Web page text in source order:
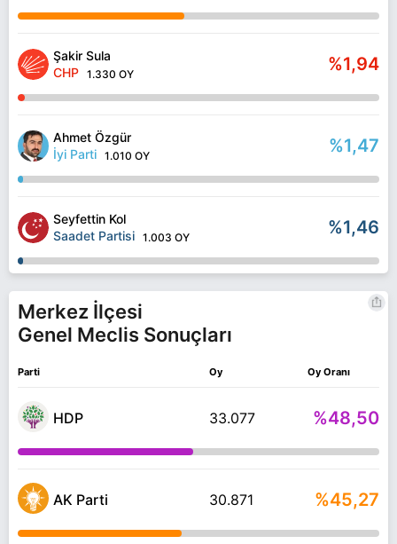
Şakir Sula
CHP 1.330 OY %1,94
Ahmet Özgür
İyi Parti 1.010 OY %1,47
Seyfettin Kol
Saadet Partisi 1.003 OY %1,46
Merkez İlçesi
Genel Meclis Sonuçları
Parti Oy Oy Oranı
HDP 33.077 %48,50
AK Parti 30.871 %45,27